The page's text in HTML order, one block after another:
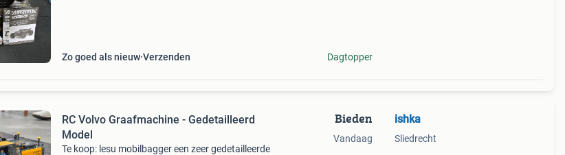
Zo goed als nieuw Verzenden Dagtopper
RC Volvo Graafmachine - Gedetailleerd
Model
Te koop: lesu mobilbagger een zeer gedetailleerde
Bieden
Vandaag
ishka
Sliedrecht